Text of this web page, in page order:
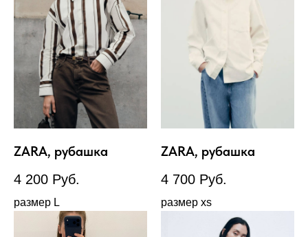
ZARA, рубашка
4 200 Руб.
размер L
ZARA, рубашка
4 700 Руб.
размер xs